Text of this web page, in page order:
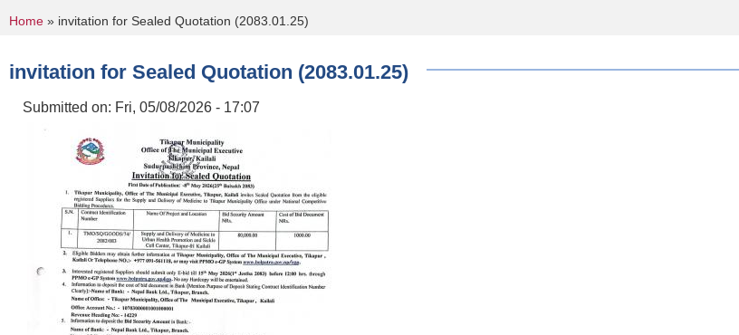
You are here
Home » invitation for Sealed Quotation (2083.01.25)
invitation for Sealed Quotation (2083.01.25)
Submitted on: Fri, 05/08/2026 - 17:07